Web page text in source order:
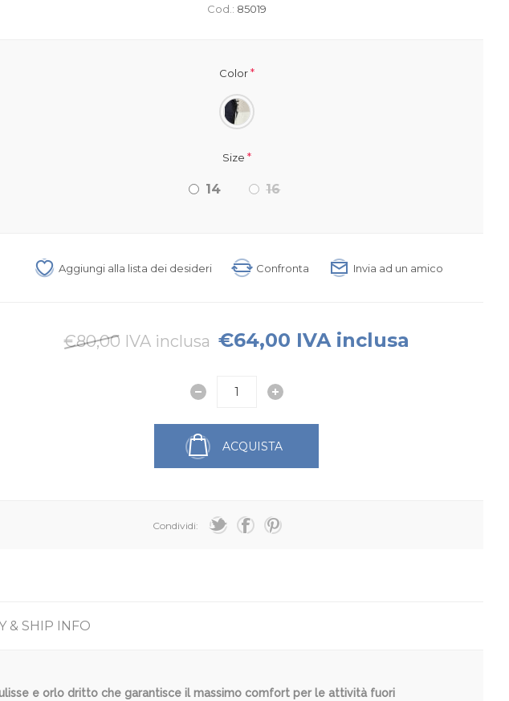
Cod.: 85019
Color*
Size *
14 16
Aggiungi alla lista dei desideri Confronta Invia ad un amico
€80,00 IVA inclusa €64,00 IVA inclusa
ACQUISTA
Condividi:
& SHIP INFO
e orlo dritto che garantisce il massimo comfort per le attività fuori